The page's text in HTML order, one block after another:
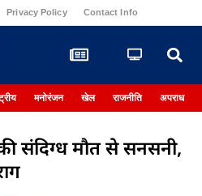
Privacy Policy Contact Info
मनोरंजन खेल राजनीति अपराध
संदिग्ध मौत से सनसनी,